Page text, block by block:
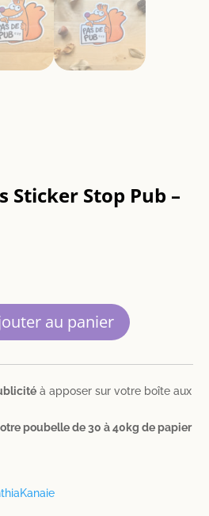
Sticker Stop Pub –
au panier
à apposer sur votre boîte aux
poubelle de 30 à 40kg de papier